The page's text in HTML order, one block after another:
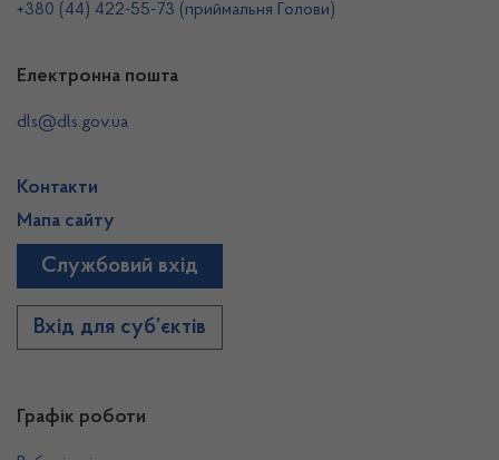
Графік роботи
+380 (44) 422-55-73 (приймальня Голови)
Електронна пошта
dls@dls.gov.ua
Контакти
Мапа сайту
Службовий вхід
Вхід для суб’єктів